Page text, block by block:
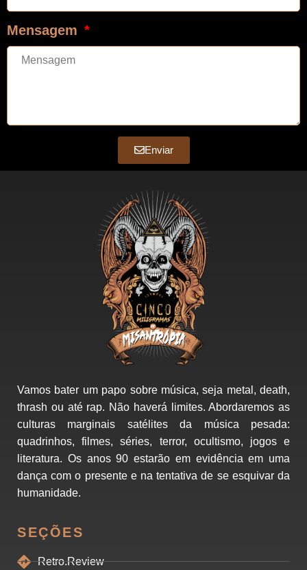
Mensagem
Enviar
Vamos bater um papo sobre música, seja metal, death,
thrash ou até rap. Não haverá limites. Abordaremos as
culturas marginais satélites da música pesada:
quadrinhos, filmes, séries, terror, ocultismo, jogos e
literatura. Os anos 90 estarão em evidência em uma
dança com o presente e na tentativa de se esquivar da
humanidade.
SEÇÕES
Retro.Review